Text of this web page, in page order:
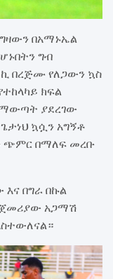
በአማኑኤል
ግብ
በረጅሙ የለጋውን ኳስ
ክፍል
ያደረገው
ኳሷን አግኝቶ
ጭምር በማለፍ መረቡ
በግራ በኩል
አጋማሽ